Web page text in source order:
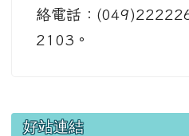
絡電話：
2103。
左邊區域內容
好站連結